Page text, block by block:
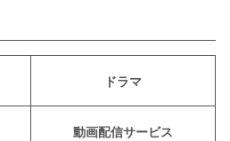
ドラマ
動画配信サービス